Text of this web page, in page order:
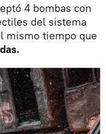
4 bombas con
del sistema
mismo tiempo que